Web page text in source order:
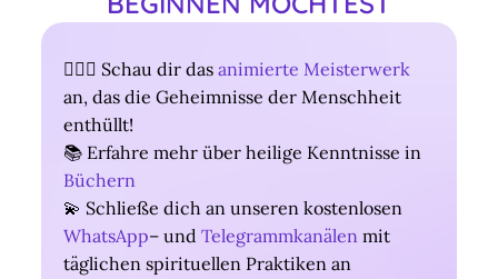
Blog
Kontakt
ARTHUR
🧚🏻‍♀ Schau dir das animierte Meisterwerk
an, das die Geheimnisse der Menschheit
enthüllt!
📚 Erfahre mehr über heilige Kenntnisse in
Büchern
💫 Schließe dich an unseren kostenlosen
WhatsApp– undTelegrammkanälen mit
täglichen spirituellen Praktiken an